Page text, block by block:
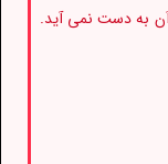
به دست نمی آید.